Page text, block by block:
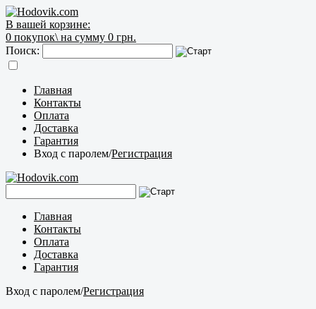
В вашей корзине:
0 покупок\ на сумму 0 грн.
Поиск:
Главная
Контакты
Оплата
Доставка
Гарантия
Вход с паролем/Регистрация
Главная
Контакты
Оплата
Доставка
Гарантия
Вход с паролем/Регистрация